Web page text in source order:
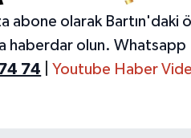
abone olarak Bartın'daki
haberdar olun. Whatsapp
74 Youtube Haber